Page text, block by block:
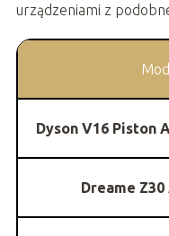
urządzeniami z
Dyson V16 Piston
Dreame